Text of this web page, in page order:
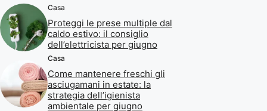
Casa
Proteggi le prese multiple dal
caldo estivo: il consiglio
dell’elettricista per giugno
Casa
Come mantenere freschi gli
asciugamani in estate: la
strategia dell’igienista
ambientale per giugno